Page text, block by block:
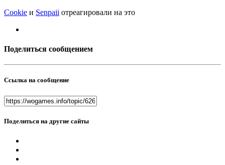
Cookie и Senpaii отреагировали на это
Поделиться сообщением
Ссылка на сообщение
Поделиться на другие сайты